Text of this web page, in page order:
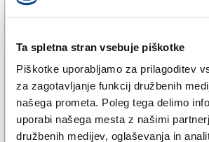
Ta spletna stran vsebuje piškotke
Piškotke uporabljamo za prilagoditev
za zagotavljanje funkcij družbenih
našega prometa. Poleg tega delimo
uporabi našega mesta z našimi
družbenih medijev, oglaševanja in
V Kioskih
Uredništvo
Oglasi
Založnik
ŠPORT
»Nogomet odločno
gradnji nacionalne